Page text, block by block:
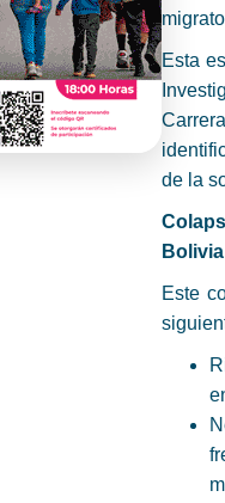
Esta
de la
Bolivia
Este